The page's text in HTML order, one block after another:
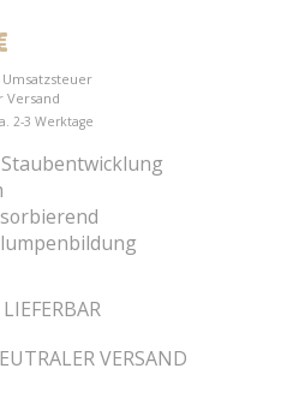
Umsatzsteuer
Versand
2-3 Werktage
VERSAND